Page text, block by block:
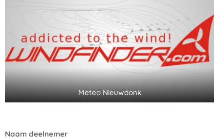
Meteo Nieuwdonk
Naam deelnemer